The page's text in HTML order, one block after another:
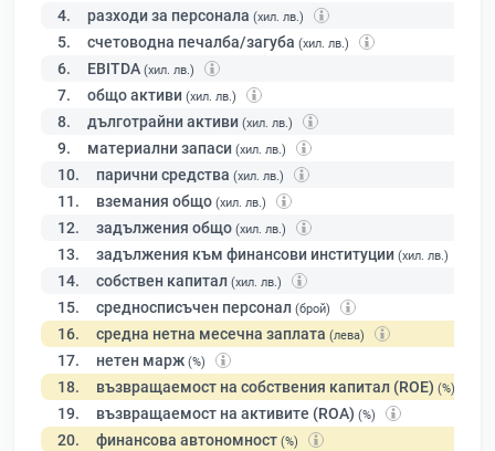
4. разходи за персонала (хил. лв.)
5. счетоводна печалба/загуба (хил. лв.)
6. EBITDA (хил. лв.)
7. общо активи (хил. лв.)
8. дълготрайни активи (хил. лв.)
9. материални запаси (хил. лв.)
10. парични средства (хил. лв.)
11. вземания общо (хил. лв.)
12. задължения общо (хил. лв.)
13. задължения към финансови институции (хил. лв.)
14. собствен капитал (хил. лв.)
15. средносписъчен персонал (брой)
16. средна нетна месечна заплата (лева)
17. нетен марж (%)
18. възвращаемост на собствения капитал (ROE) (%)
19. възвращаемост на активите (ROA) (%)
20. финансова автономност (%)